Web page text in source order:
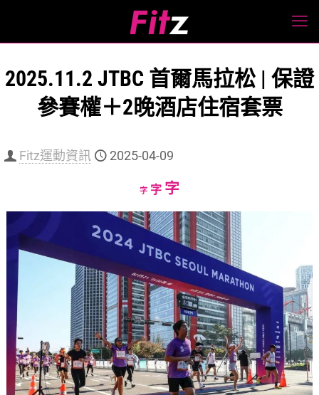
2025.11.2 JTBC 首爾馬拉松 | 保證
參賽權＋2晚酒店住宿套票
Fitz運動資訊 2025-04-09
字Decrease
size.
字Reset
size.
字Increase
size.